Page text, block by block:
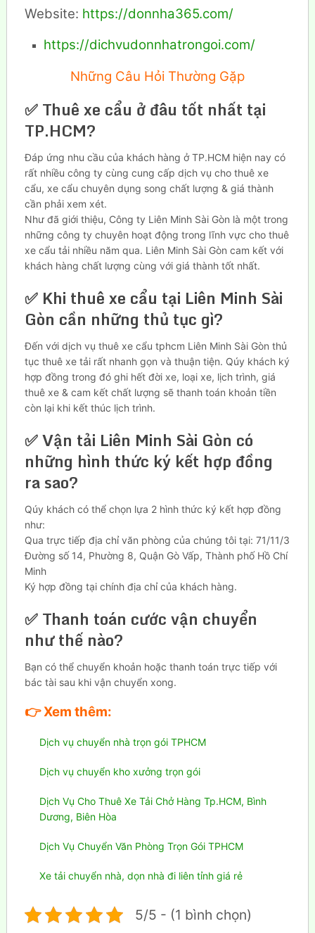
Website: https://donnha365.com/
https://dichvudonnhatrongoi.com/
Những Câu Hỏi Thường Gặp
✅ Thuê xe cẩu ở đâu tốt nhất tại
TP.HCM?
Đáp ứng nhu cầu của khách hàng ở TP.HCM hiện nay có
rất nhiều công ty cùng cung cấp dịch vụ cho thuê xe
cẩu, xe cẩu chuyên dụng song chất lượng & giá thành
cần phải xem xét.
Như đã giới thiệu, Công ty Liên Minh Sài Gòn là một trong
những công ty chuyên hoạt động trong lĩnh vực cho thuê
xe cẩu tải nhiều năm qua. Liên Minh Sài Gòn cam kết với
khách hàng chất lượng cùng với giá thành tốt nhất.
✅ Khi thuê xe cẩu tại Liên Minh Sài
Gòn cần những thủ tục gì?
Đến với dịch vụ thuê xe cẩu tphcm Liên Minh Sài Gòn thủ
tục thuê xe tải rất nhanh gọn và thuận tiện. Qúy khách ký
hợp đồng trong đó ghi hết đời xe, loại xe, lịch trình, giá
thuê xe & cam kết chất lượng sẽ thanh toán khoản tiền
còn lại khi kết thúc lịch trình.
✅ Vận tải Liên Minh Sài Gòn có
những hình thức ký kết hợp đồng
ra sao?
Qúy khách có thể chọn lựa 2 hình thức ký kết hợp đồng
như:
Qua trực tiếp địa chỉ văn phòng của chúng tôi tại: 71/11/3
Đường số 14, Phường 8, Quận Gò Vấp, Thành phố Hồ Chí
Minh
Ký hợp đồng tại chính địa chỉ của khách hàng.
✅ Thanh toán cước vận chuyển
như thế nào?
Bạn có thể chuyển khoản hoặc thanh toán trực tiếp với
bác tài sau khi vận chuyển xong.
👉Xem thêm:
Dịch vụ chuyển nhà trọn gói TPHCM
Dịch vụ chuyển kho xưởng trọn gói
Dịch Vụ Cho Thuê Xe Tải Chở Hàng Tp.HCM, Bình
Dương, Biên Hòa
Dịch Vụ Chuyển Văn Phòng Trọn Gói TPHCM
Xe tải chuyển nhà, dọn nhà đi liên tỉnh giá rẻ
5/5 - (1 bình chọn)